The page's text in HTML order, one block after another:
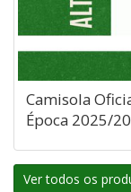
Camisola
Época 2025/
Ver todos os